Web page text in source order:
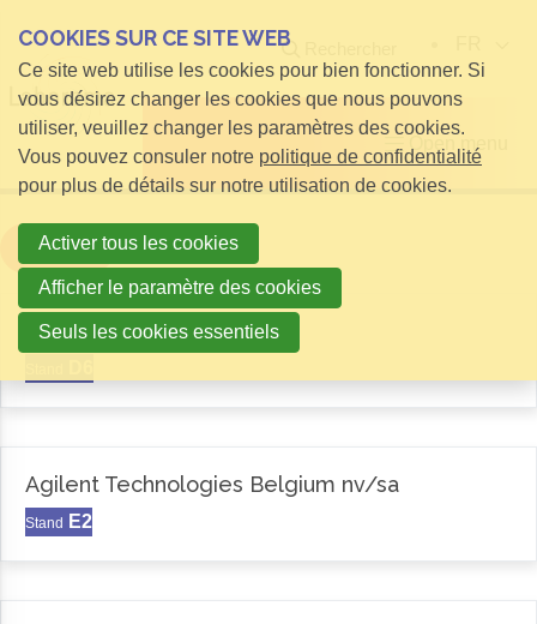
Open menu
Filter
Aemas
Agilent Technologies Belgium nv/sa
Stand E2
COOKIES SUR CE SITE WEB
Ce site web utilise les cookies pour bien fonctionner. Si
vous désirez changer les cookies que nous pouvons
utiliser, veuillez changer les paramètres des cookies.
Vous pouvez consuler notre politique de confidentialité
pour plus de détails sur notre utilisation de cookies.
Activer tous les cookies
Afficher le paramètre des cookies
Seuls les cookies essentiels